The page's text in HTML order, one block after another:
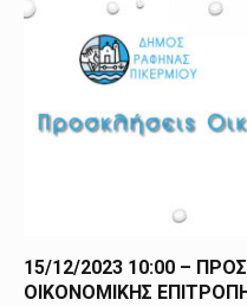
15/12/2023 10:00 –
ΟΙΚΟΝΟΜΙΚΗΣ